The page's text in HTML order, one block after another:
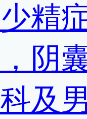
精
阴
及